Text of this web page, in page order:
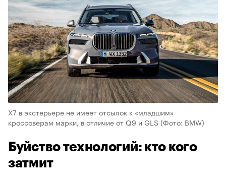
X7 в экстерьере не имеет отсылок к «младшим»
кроссоверам марки, в отличие от Q9 и GLS (Фото: BMW)
Буйство технологий: кто кого
затмит